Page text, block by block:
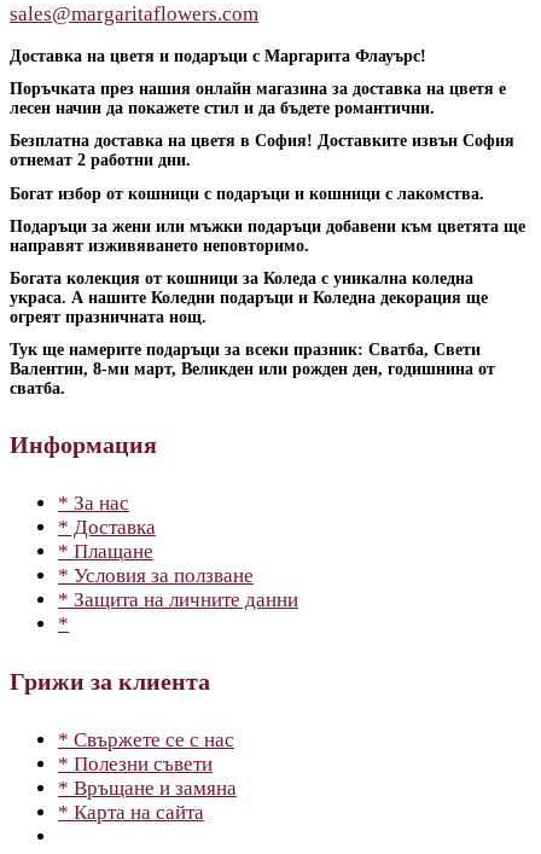
sales@margaritaflowers.com
Доставка на цветя и подаръци с Маргарита Флауърс!
Поръчката през нашия онлайн магазина за доставка на цветя е
лесен начин да покажете стил и да бъдете романтични.
Безплатна доставка на цветя в София! Доставките извън София
отнемат 2 работни дни.
Богат избор от кошници с подаръци и кошници с лакомства.
Подаръци за жени или мъжки подаръци добавени към цветята ще
направят изживяването неповторимо.
Богата колекция от кошници за Коледа с уникална коледна
украса. А нашите Коледни подаръци и Коледна декорация ще
огреят празничната нощ.
Тук ще намерите подаръци за всеки празник: Сватба, Свети
Валентин, 8-ми март, Великден или рожден ден, годишнина от
сватба.
Информация
* За нас
* Доставка
* Плащане
* Условия за ползване
* Защита на личните данни
*
Грижи за клиента
* Свържете се с нас
* Полезни съвети
* Връщане и замяна
* Карта на сайта